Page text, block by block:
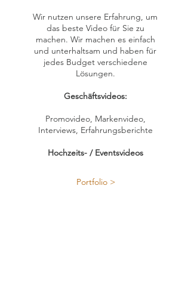
Wir nutzen unsere Erfahrung, um
das beste Video für Sie zu
machen. Wir machen es einfach
und unterhaltsam und haben für
jedes Budget verschiedene
Lösungen.
Geschäftsvideos:
Promovideo, Markenvideo,
Interviews, Erfahrungsberichte
Hochzeits- / Eventsvideos
Portfolio >